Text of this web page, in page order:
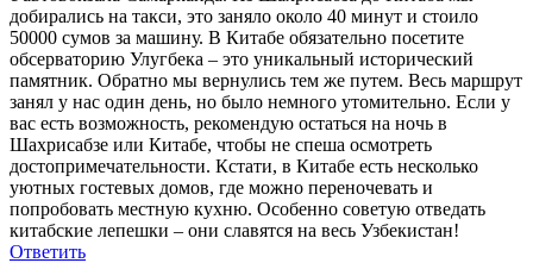
добирались на такси, это заняло около 40 минут и стоило
50000 сумов за машину. В Китабе обязательно посетите
обсерваторию Улугбека – это уникальный исторический
памятник. Обратно мы вернулись тем же путем. Весь маршрут
занял у нас один день, но было немного утомительно. Если у
вас есть возможность, рекомендую остаться на ночь в
Шахрисабзе или Китабе, чтобы не спеша осмотреть
достопримечательности. Кстати, в Китабе есть несколько
уютных гостевых домов, где можно переночевать и
попробовать местную кухню. Особенно советую отведать
китабские лепешки – они славятся на весь Узбекистан!
Ответить